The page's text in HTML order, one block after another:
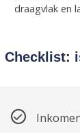
draagvlak en
Checklist: